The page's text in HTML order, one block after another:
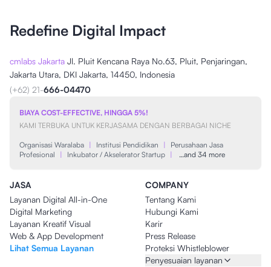
Redefine Digital Impact
cmlabs Jakarta Jl. Pluit Kencana Raya No.63, Pluit, Penjaringan,
Jakarta Utara, DKI Jakarta, 14450, Indonesia
(+62) 21-666-04470
BIAYA COST-EFFECTIVE, HINGGA 5%!
KAMI TERBUKA UNTUK KERJASAMA DENGAN BERBAGAI NICHE
Organisasi Waralaba | Institusi Pendidikan |
Perusahaan Jasa
Profesional
| Inkubator / Akselerator Startup | …and 34 more
JASA
Layanan Digital All-in-One
Digital Marketing
Layanan Kreatif Visual
Web & App Development
Lihat Semua Layanan
COMPANY
Tentang Kami
Hubungi Kami
Karir
Press Release
Proteksi Whistleblower
Penyesuaian layanan